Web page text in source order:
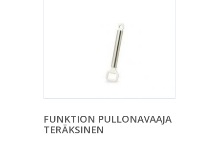
FUNKTION PULLONAVAAJA
TERÄKSINEN